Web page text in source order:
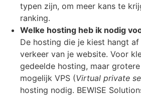
typen zijn, om meer kans te
ranking.
Welke hosting heb ik nodig
De hosting die je kiest hangt
verkeer van je website. Voor
gedeelde hosting, maar
mogelijk VPS (Virtual private
hosting nodig. BEWISE